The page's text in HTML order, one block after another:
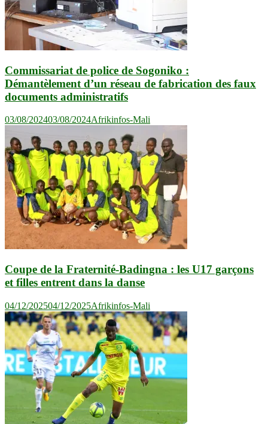
Commissariat de police de Sogoniko :
Démantèlement d’un réseau de fabrication des faux
documents administratifs
03/08/202403/08/2024Afrikinfos-Mali
Coupe de la Fraternité-Badingna : les U17 garçons
et filles entrent dans la danse
04/12/202504/12/2025Afrikinfos-Mali